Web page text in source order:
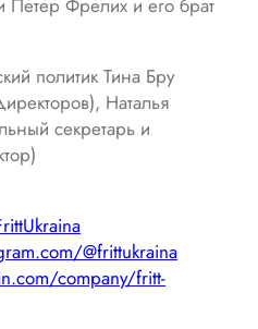
Петер Фрелих и его брат
политик Тина Бру
Наталья
секретарь и
@frittukraina
company/fritt-